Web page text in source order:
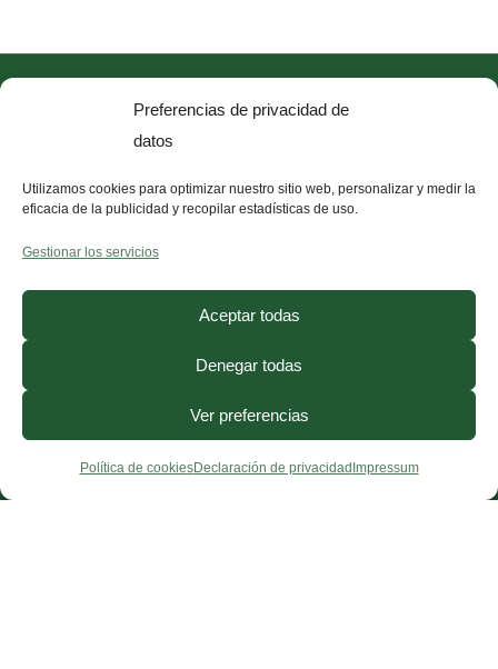
Preferencias de privacidad de
datos
Utilizamos cookies para optimizar nuestro sitio web, personalizar y medir la
eficacia de la publicidad y recopilar estadísticas de uso.
Gestionar los servicios
Aceptar todas
Denegar todas
Ver preferencias
Política de cookiesDeclaración de privacidad Impressum
antiinflamatorio D.R.A.C. Únete y empieza el